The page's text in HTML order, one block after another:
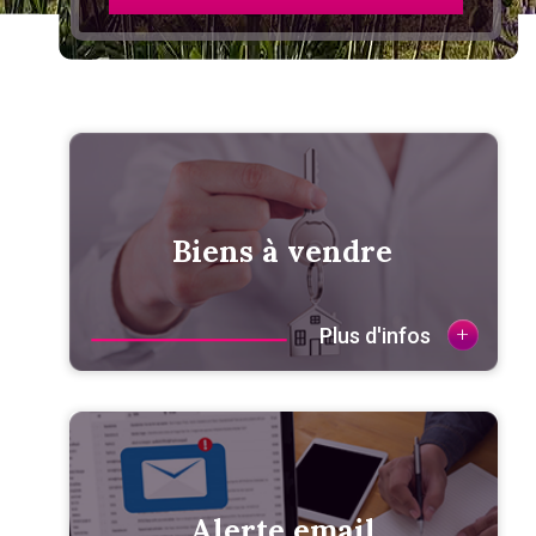
Biens à vendre
Plus d'infos +